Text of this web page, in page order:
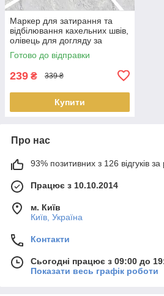
Маркер для затирання та
відбілювання кахельних швів,
олівець для догляду за
плиткою Білий
Готово до відправки
239 ₴ 339 ₴
Купити
Про нас
93% позитивних з 126 відгуків за
Працює з 10.10.2014
м. Київ
Київ, Україна
Контакти
Сьогодні працює з 09:00 до
Показати весь графік роботи